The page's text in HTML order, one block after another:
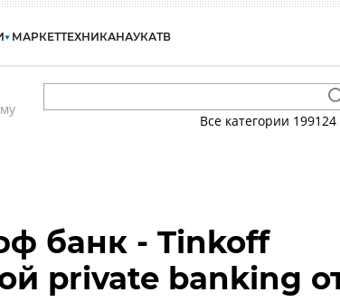
МАРКЕТТЕХНИКАНАУКАТВ
Все категории 199124
банк - Tinkoff
private banking